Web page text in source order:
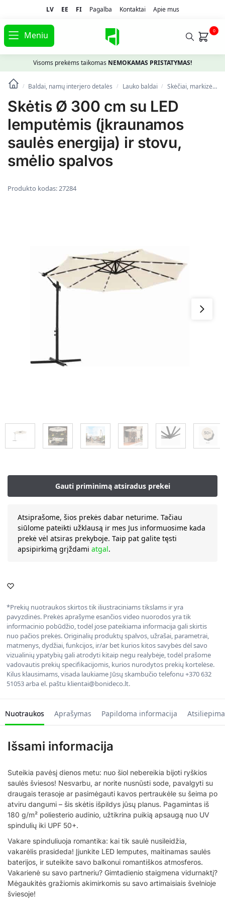
LV EE FI Pagalba Kontaktai Apie mus
Meniu 0
Visoms prekėms taikomas NEMOKAMAS PRISTATYMAS!
/ Baldai, namų interjero detalės / Lauko baldai / Skėčiai, markizės, stovai
Skėtis Ø 300 cm su LED
lemputėmis (įkraunamos
saulės energija) ir stovu,
smėlio spalvos
Produkto kodas:27284
Atsiprašome, šios prekės dabar neturime. Tačiau
siūlome pateikti užklausą ir mes Jus informuosime kada
prekė vėl atsiras prekyboje. Taip pat galite tęsti
apsipirkimą grįždami atgal.
*Prekių nuotraukos skirtos tik iliustraciniams tikslams ir yra
pavyzdinės. Prekės aprašyme esančios video nuorodos yra tik
informacinio pobūdžio, todėl jose pateikiama informacija gali skirtis
nuo pačios prekės. Originalių produktų spalvos, užrašai, parametrai,
matmenys, dydžiai, funkcijos, ir/ar bet kurios kitos savybės dėl savo
vizualinių ypatybių gali atrodyti kitaip negu realybėje, todėl prašome
vadovautis prekių specifikacijomis, kurios nurodytos prekių kortelėse.
Kilus klausimams, visada laukiame Jūsų skambučio telefonu +370 632
51053 arba el. paštu klientai@bonideco.lt.
Nuotraukos Aprašymas Papildoma informacija
Išsami informacija
Suteikia pavėsį dienos metu: nuo šiol nebereikia bijoti ryškios
saulės šviesos! Nesvarbu, ar norite nusnūsti sode, pavalgyti su
draugais terasoje ar pasimėgauti kavos pertraukėle su šeima po
atviru dangumi – šis skėtis išpildys jūsų planus. Pagamintas iš
180 g/m² poliesterio audinio, užtikrina puikią apsaugą nuo UV
spindulių iki UPF 50+.
Vakare spinduliuoja romantika: kai tik saulė nusileidžia,
vakarėlis prasideda! Įjunkite LED lemputes, maitinamas saulės
baterijos, ir suteikite savo balkonui romantiškos atmosferos.
Vakarienė su savo partneriu? Gimtadienio staigmena vidurnaktį?
Mėgaukitės gražiomis akimirkomis su savo artimaisiais švelnioje
šviesoje!